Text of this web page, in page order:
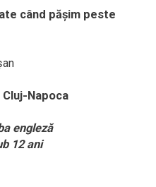
când păşim peste
Napoca
engleză
12 ani